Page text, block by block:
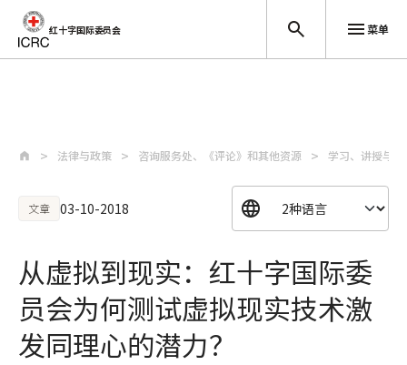
红十字国际委员会 菜单
法律与政策 咨询服务处、《评论》和其他资源 学习、讲授与
文章 03-10-2018
从虚拟到现实：红十字国际委
员会为何测试虚拟现实技术激
发同理心的潜力？